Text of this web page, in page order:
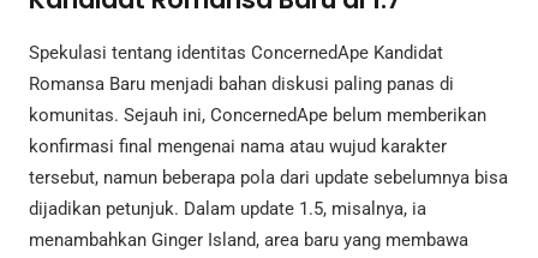
Spekulasi tentang identitas ConcernedApe Kandidat
Romansa Baru menjadi bahan diskusi paling panas di
komunitas. Sejauh ini, ConcernedApe belum memberikan
konfirmasi final mengenai nama atau wujud karakter
tersebut, namun beberapa pola dari update sebelumnya bisa
dijadikan petunjuk. Dalam update 1.5, misalnya, ia
menambahkan Ginger Island, area baru yang membawa